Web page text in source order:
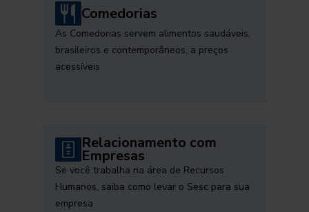
Comedorias
As Comedorias servem alimentos saudáveis,
brasileiros e contemporâneos, a preços
acessíveis
Relacionamento com
Empresas
Se você trabalha na área de Recursos
Humanos, saiba como levar o Sesc para sua
empresa